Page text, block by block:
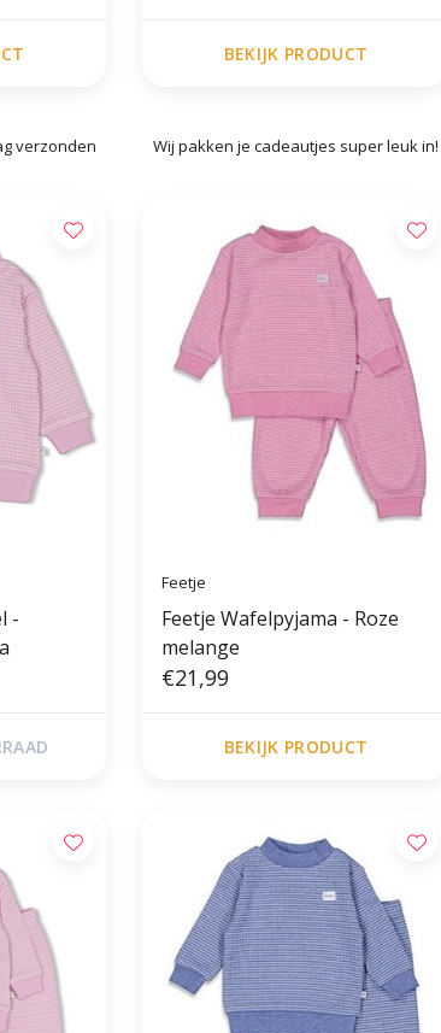
BEKIJK PRODUCT
verzonden Wij pakken je cadeautjes super leuk in!
-
Feetje
Feetje Wafelpyjama - Roze
melange
€21,99
BEKIJK PRODUCT